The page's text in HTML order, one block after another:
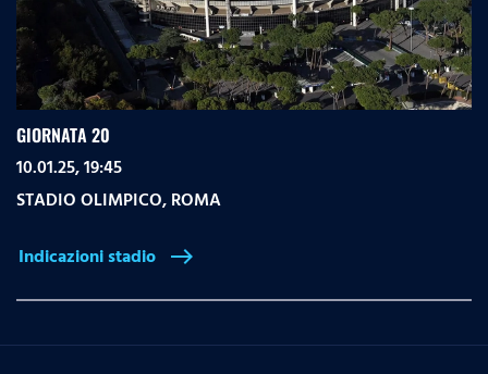
GIORNATA 20
10.01.25, 19:45
STADIO OLIMPICO,ROMA
Indicazioni stadio east